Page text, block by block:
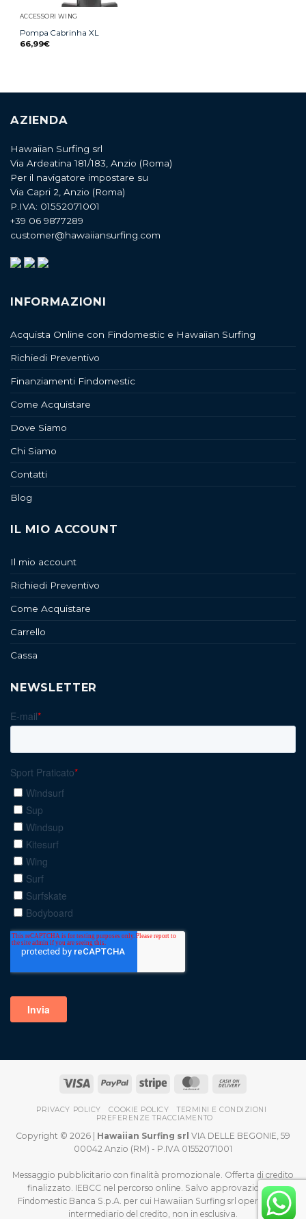
ACCESSORI WING
Pompa Cabrinha XL
66,99€
AZIENDA
Hawaiian Surfing srl
Via Ardeatina 181/183, Anzio (Roma)
Per il navigatore impostare su
Via Capri 2, Anzio (Roma)
P.IVA: 01552071001
+39 06 9877289
customer@hawaiiansurfing.com
INFORMAZIONI
Acquista Online con Findomestic e Hawaiian Surfing
Richiedi Preventivo
Finanziamenti Findomestic
Come Acquistare
Dove Siamo
Chi Siamo
Contatti
Blog
IL MIO ACCOUNT
Il mio account
Richiedi Preventivo
Come Acquistare
Carrello
Cassa
NEWSLETTER
PRIVACY POLICY COOKIE POLICY
TERMINI E CONDIZIONI
PREFERENZE TRACCIAMENTO
Copyright © 2026 | Hawaiian Surfing srl VIA DELLE BEGONIE, 59
00042 Anzio (RM) - P.IVA 01552071001
Messaggio pubblicitario con finalità promozionale. Offerta di credito
finalizzato. IEBCC nel percorso online. Salvo approvazione di
Findomestic Banca S.p.A. per cui Hawaiian Surfing srl opera quale
intermediario del credito, non in esclusiva.